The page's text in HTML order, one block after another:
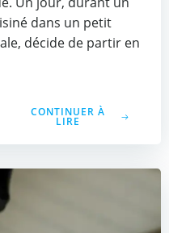
dans un petit
décide de partir en
CONTINUER À
LIRE